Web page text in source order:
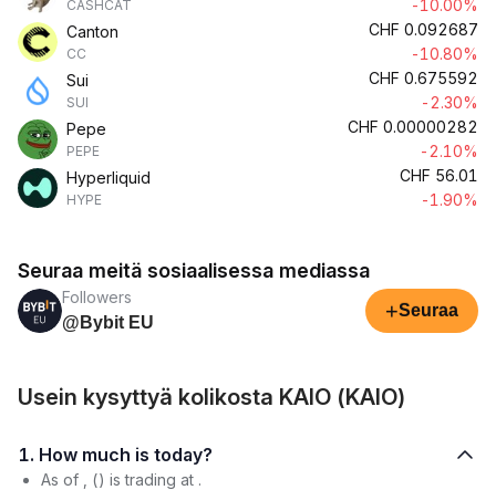
CASHCAT
-10.00%
Canton
CC
CHF 0.092687
-10.80%
Sui
SUI
CHF 0.675592
-2.30%
Pepe
PEPE
CHF 0.00000282
-2.10%
Hyperliquid
HYPE
CHF 56.01
-1.90%
Seuraa meitä sosiaalisessa mediassa
Followers
@Bybit EU
+Seuraa
Usein kysyttyä kolikosta KAIO (KAIO)
1. How much is today?
As of , () is trading at .